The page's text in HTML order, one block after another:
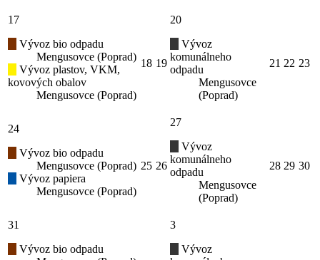
17
Vývoz bio odpadu
Mengusovce (Poprad)
Vývoz plastov, VKM,
kovových obalov
Mengusovce (Poprad)
18 19
20
Vývoz
komunálneho
odpadu
Mengusovce
(Poprad)
21 22 23
24
Vývoz bio odpadu
Mengusovce (Poprad)
Vývoz papiera
Mengusovce (Poprad)
25 26
27
Vývoz
komunálneho
odpadu
Mengusovce
(Poprad)
28 29 30
31
Vývoz bio odpadu
3
Vývoz